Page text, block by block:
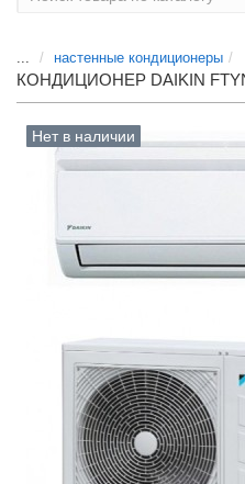
... настенные кондиционеры
КОНДИЦИОНЕР DAIKIN
Нет в наличии